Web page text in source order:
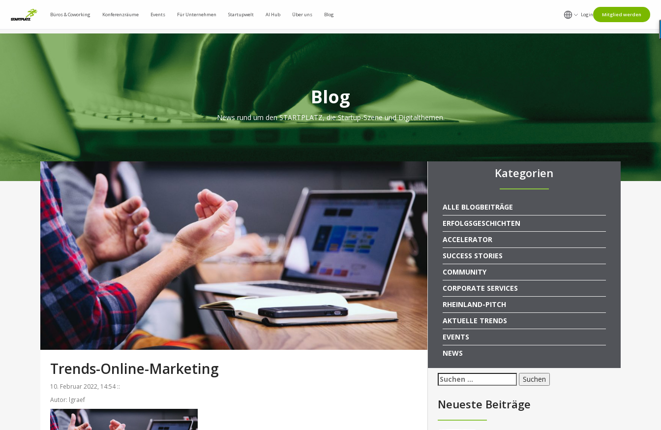
Büros & Coworking Konferenzräume Events Für Unternehmen Startupwelt AI Hub Über uns Blog Login Mitglied werden
Blog
News rund um den STARTPLATZ, die Startup-Szene und Digitalthemen.
Trends-Online-Marketing
10. Februar 2022, 14:54 ::
Autor: lgraef
Kategorien
ALLE BLOGBEITRÄGE
ERFOLGSGESCHICHTEN
ACCELERATOR
SUCCESS STORIES
COMMUNITY
CORPORATE SERVICES
RHEINLAND-PITCH
AKTUELLE TRENDS
EVENTS
NEWS
Suchen
nach:
Neueste Beiträge